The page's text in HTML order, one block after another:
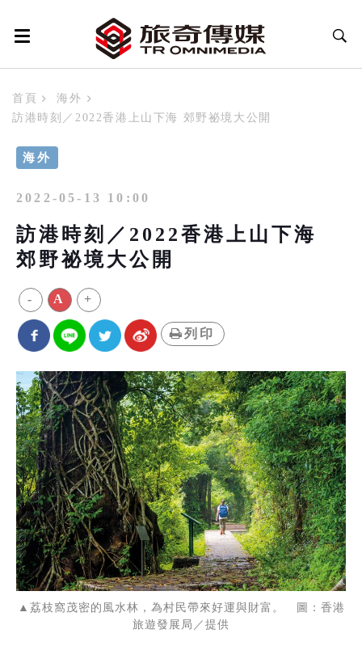
首頁
海外
訪港時刻／2022香港上山下海 郊野祕境大公開
海外
2022-05-13 10:00
訪港時刻／2022香港上山下海
郊野祕境大公開
- A +
列印
▲荔枝窩茂密的風水林，為村民帶來好運與財富。 圖：香港
旅遊發展局／提供